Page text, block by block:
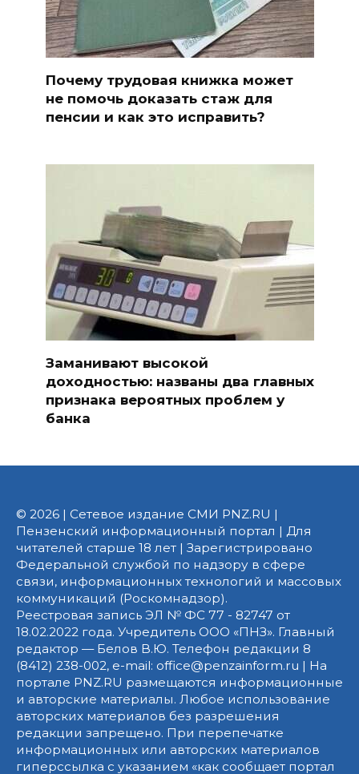
Почему трудовая книжка может
не помочь доказать стаж для
пенсии и как это исправить?
Заманивают высокой
доходностью: названы два главных
признака вероятных проблем у
банка
© 2026 | Сетевое издание СМИ PNZ.RU |
Пензенский информационный портал | Для
читателей старше 18 лет | Зарегистрировано
Федеральной службой по надзору в сфере
связи, информационных технологий и массовых
коммуникаций (Роскомнадзор).
Реестровая запись ЭЛ № ФС 77 - 82747 от
18.02.2022 года. Учредитель ООО «ПНЗ». Главный
редактор — Белов В.Ю. Телефон редакции 8
(8412) 238-002, e-mail: office@penzainform.ru | На
портале PNZ.RU размещаются информационные
и авторские материалы. Любое использование
авторских материалов без разрешения
редакции запрещено. При перепечатке
информационных или авторских материалов
гиперссылка с указанием «как сообщает портал